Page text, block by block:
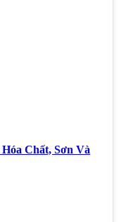
Chất, Sơn Và